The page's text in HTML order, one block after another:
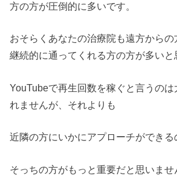
方の方が圧倒的に多いです。
おそらくあなたの治療院も遠方から
継続的に通ってくれる方の方が多いと
YouTubeで再生回数を稼ぐと言うのは
れませんが、それよりも
近隣の方にいかにアプローチができる
そっちの方がもっと重要だと思いませ